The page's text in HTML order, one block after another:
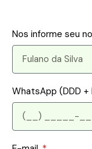
Nos informe seu
WhatsApp (DDD +